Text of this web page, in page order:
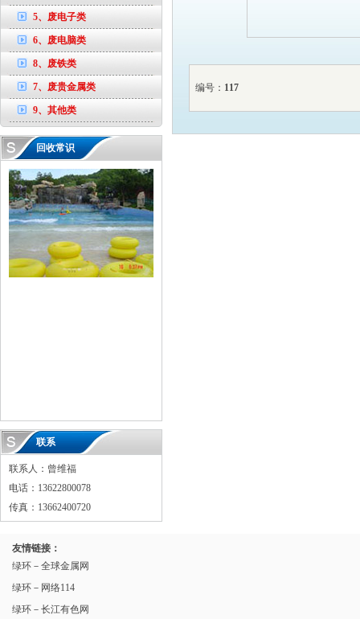
5、废电子类
6、废电脑类
8、废铁类
7、废贵金属类
9、其他类
回收常识
联系
联系人：曾维福
电话：13622800078
传真：13662400720
编号： 117
友情链接：
绿环－全球金属网
绿环－网络114
绿环－长江有色网